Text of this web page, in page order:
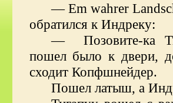
—Em wahrer
обратился к Индреку:
— Позовите-ка
пошел было к двери,
сходит Копфшнейдер.
Пошел латыш, а